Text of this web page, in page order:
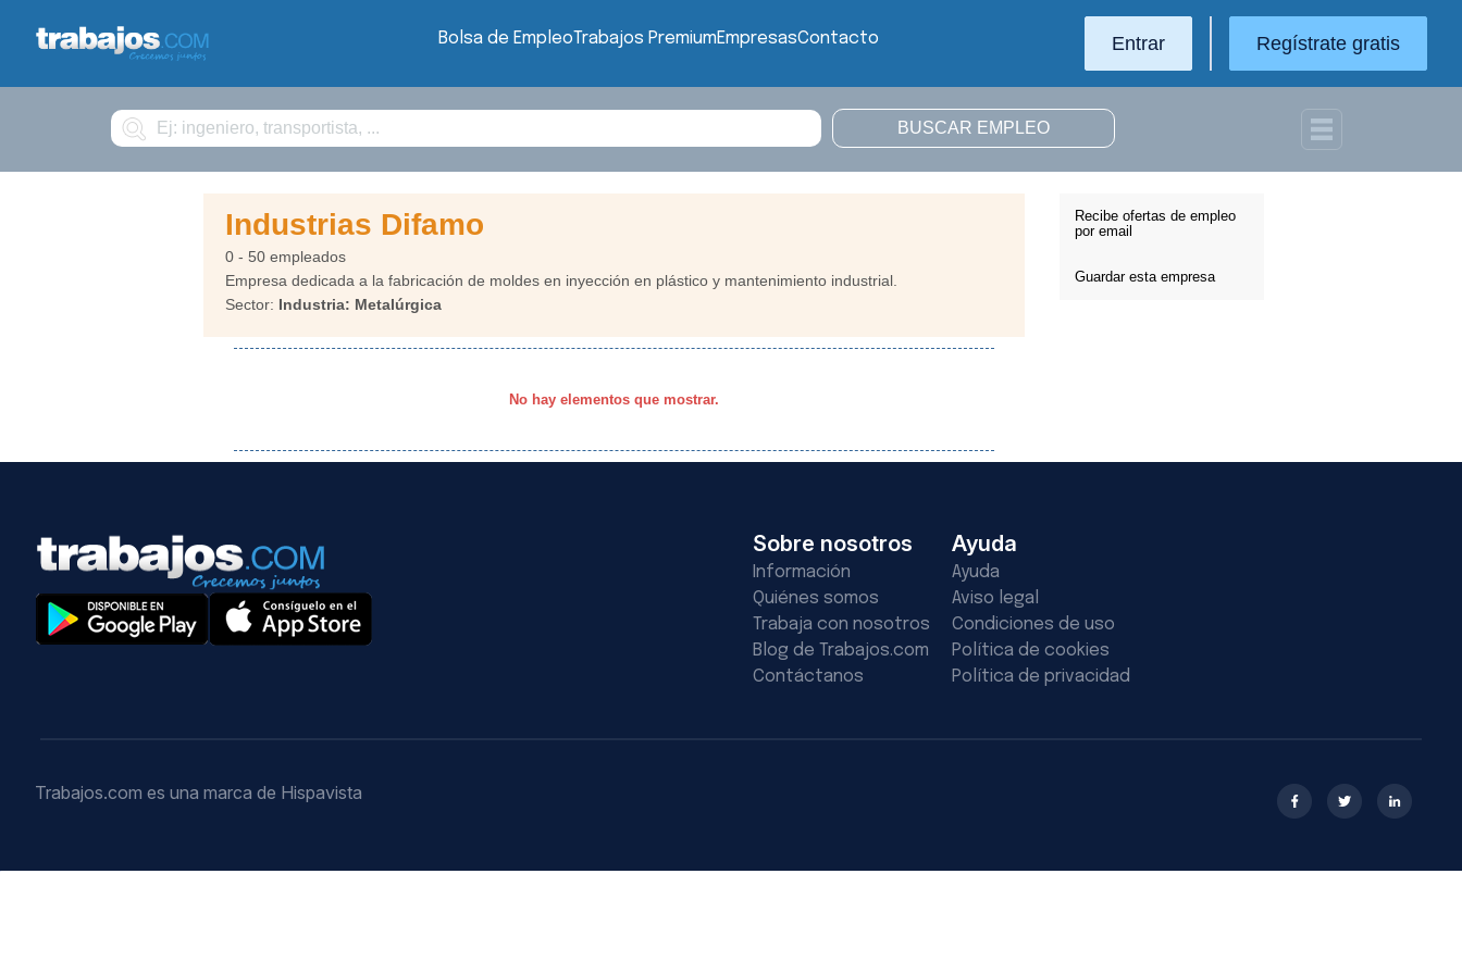
Bolsa de EmpleoTrabajos PremiumEmpresasContacto Entrar Regístrate gratis
Buscar
Recibe ofertas de empleo
por email
Guardar esta empresa
Industrias Difamo
0 - 50 empleados
Empresa dedicada a la fabricación de moldes en inyección en plástico y mantenimiento industrial.
Sector: Industria: Metalúrgica
No hay elementos que mostrar.
Sobre nosotros
Información
Quiénes somos
Trabaja con nosotros
Blog de Trabajos.com
Contáctanos
Ayuda
Ayuda
Aviso legal
Condiciones de uso
Política de cookies
Política de privacidad
Trabajos.com es una marca de Hispavista